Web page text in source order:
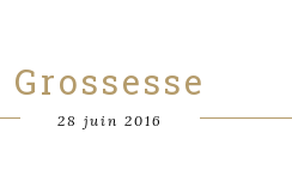
Grossesse
28 juin 2016